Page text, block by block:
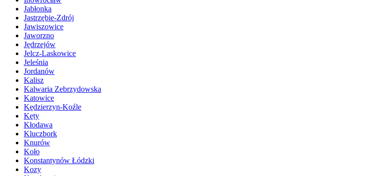
Jabłonka
Jastrzębie-Zdrój
Jawiszowice
Jaworzno
Jędrzejów
Jelcz-Laskowice
Jeleśnia
Jordanów
Kalisz
Kalwaria Zebrzydowska
Katowice
Kędzierzyn-Koźle
Kęty
Kłodawa
Kluczbork
Knurów
Koło
Konstantynów Łódzki
Kozy